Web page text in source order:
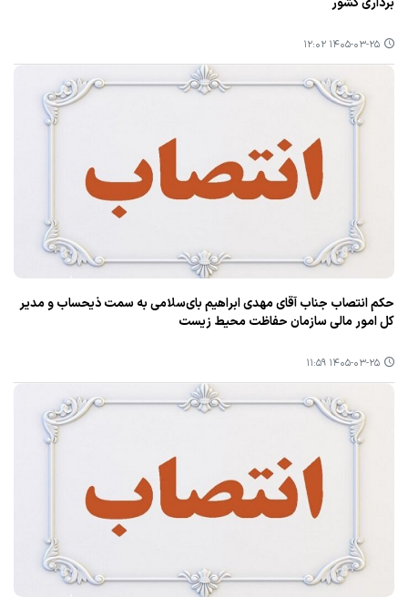
۱۴۰۵-۰۳-۲۵ ۱۲:۰۲
حکم انتصاب جناب آقای مهدی ابراهیم بای‌سلامی به سمت ذیحساب و مدیر
کل امور مالی سازمان حفاظت محیط زیست
۱۴۰۵-۰۳-۲۵ ۱۱:۵۹